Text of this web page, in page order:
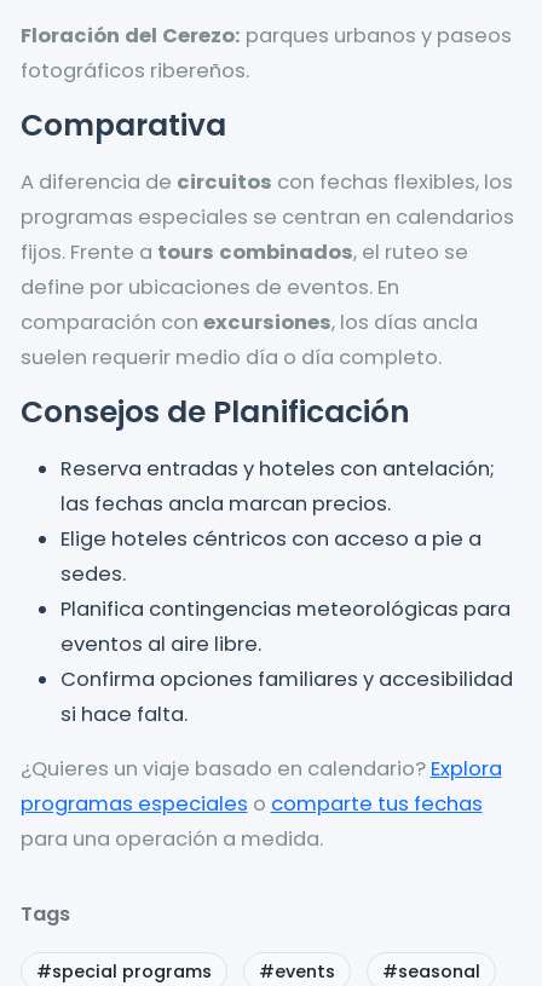
Floración del Cerezo: parques urbanos y paseos
fotográficos ribereños.
Comparativa
A diferencia de circuitos con fechas flexibles, los
programas especiales se centran en calendarios
fijos. Frente a tours combinados, el ruteo se
define por ubicaciones de eventos. En
comparación con excursiones, los días ancla
suelen requerir medio día o día completo.
Consejos de Planificación
Reserva entradas y hoteles con antelación;
las fechas ancla marcan precios.
Elige hoteles céntricos con acceso a pie a
sedes.
Planifica contingencias meteorológicas para
eventos al aire libre.
Confirma opciones familiares y accesibilidad
si hace falta.
¿Quieres un viaje basado en calendario? Explora
programas especiales o comparte tus fechas
para una operación a medida.
Tags
#special programs #events #seasonal